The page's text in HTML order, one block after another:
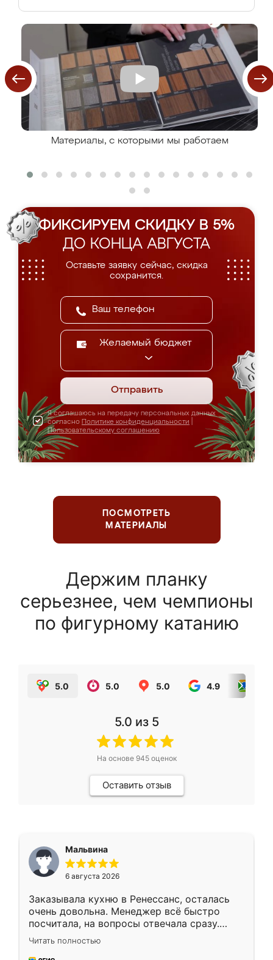
Материалы, с которыми мы работаем
ФИКСИРУЕМ СКИДКУ В 5%
ДО КОНЦА АВГУСТА
Оставьте заявку сейчас, скидка
сохранится.
Желаемый бюджет
Отправить
Я соглашаюсь на передачу персональных данных
согласно Политике конфиденциальности
Пользовательскому соглашению
ПОСМОТРЕТЬ
МАТЕРИАЛЫ
Держим планку
серьезнее, чем чемпионы
по фигурному катанию
5.0 5.0 5.0 4.9
5.0 из 5
На основе 945оценок
Оставить отзыв
Мальвина
6 августа 2026
Заказывала кухню в Ренессанс, осталась
очень довольна. Менеджер всё быстро
посчитала, на вопросы отвечала сразу.
Замерщик приехал в субботу, подошёл к
делу со всей ответственностью. Собрали
Читать полностью